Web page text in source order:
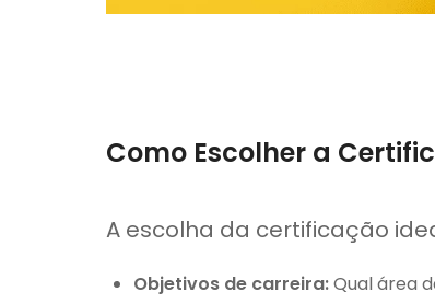
Como Escolher a
A escolha da certificação
Objetivos de carreira:Qual área